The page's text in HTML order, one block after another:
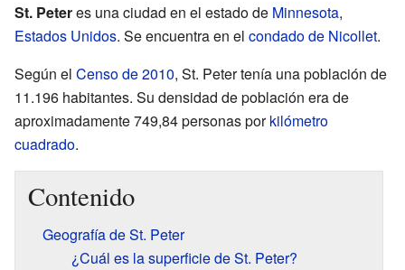
St. Peteres una ciudad en el estado de Minnesota,
Estados Unidos. Se encuentra en el condado de Nicollet.
Según el Censo de 2010, St. Peter tenía una población de
11.196 habitantes. Su densidad de población era de
aproximadamente 749,84 personas porkilómetro
cuadrado.
Contenido
Geografía de St. Peter
¿Cuál es la superficie de St. Peter?